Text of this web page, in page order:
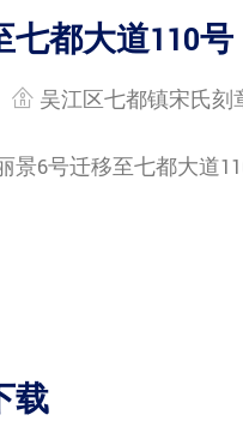
都大道110号
吴江区七都镇宋氏刻
6号迁移至七都大道
载